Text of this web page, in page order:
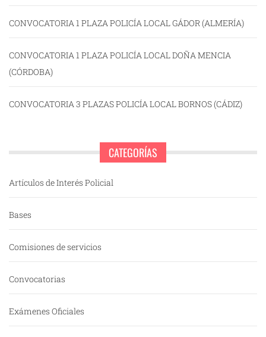
CONVOCATORIA 1 PLAZA POLICÍA LOCAL GÁDOR (ALMERÍA)
CONVOCATORIA 1 PLAZA POLICÍA LOCAL DOÑA MENCIA
(CÓRDOBA)
CONVOCATORIA 3 PLAZAS POLICÍA LOCAL BORNOS (CÁDIZ)
CATEGORÍAS
Artículos de Interés Policial
Bases
Comisiones de servicios
Convocatorias
Exámenes Oficiales